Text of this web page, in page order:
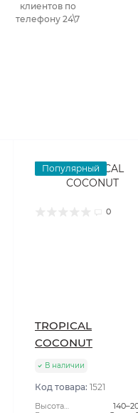
клиентов по
телефону 24\7
Популярный
0
TROPICAL
COCONUT
В наличии
Код товара: 1521
Высота